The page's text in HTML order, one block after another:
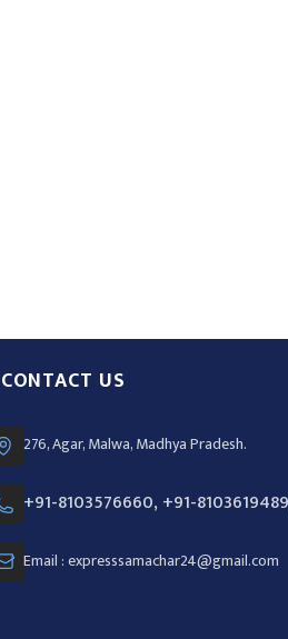
CONTACT US
276, Agar, Malwa, Madhya Pradesh.
+91-8103576660, +91-
Email : expresssamachar24@gmail.com